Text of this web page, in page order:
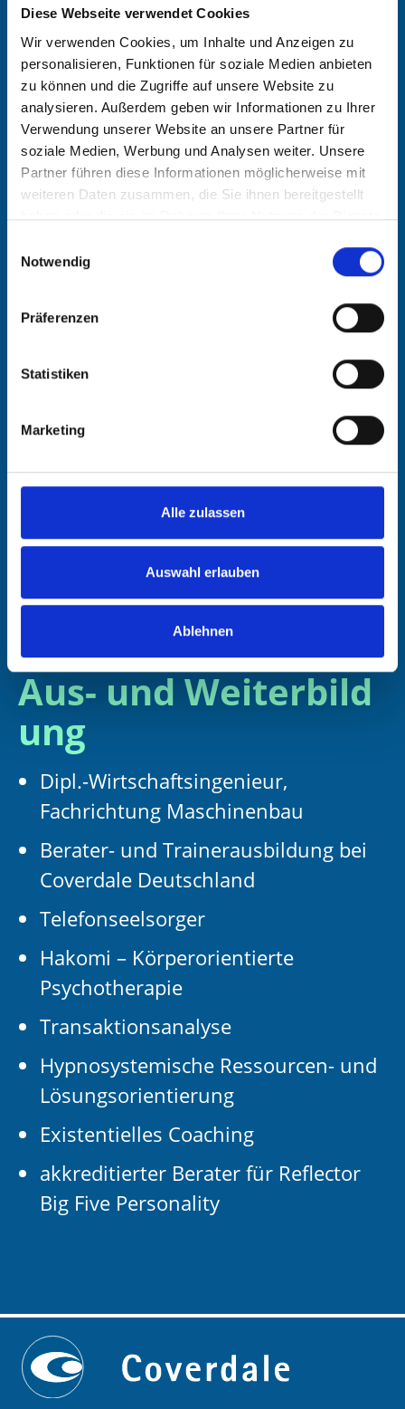
Diese Webseite verwendet Cookies
Wir verwenden Cookies, um Inhalte und Anzeigen zu
personalisieren, Funktionen für soziale Medien anbieten
zu können und die Zugriffe auf unsere Website zu
analysieren. Außerdem geben wir Informationen zu Ihrer
Verwendung unserer Website an unsere Partner für
soziale Medien, Werbung und Analysen weiter. Unsere
Partner führen diese Informationen möglicherweise mit
weiteren Daten zusammen, die Sie ihnen bereitgestellt
haben oder die sie im Rahmen Ihrer Nutzung der Dienste
Notwendig
Präferenzen
Statistiken
Marketing
Alle zulassen
Auswahl erlauben
Ablehnen
Coaching von Führungskräften
Team- und Bereichsentwicklung,
Veränderungs- und
Organisationsentwicklungs-Prozesse
Konfliktklärungen, Moderation und
Großgruppenveranstaltungen
Gestaltung von Workshops nach
individueller Kundenthematik
Entwicklungsprogramme für
Führung, Zusammenarbeit,
Verhandlung, Moderation, Change-
Management, Kommunikation,
Präsentation, Projektmanagement
und Konfliktmanagement
Arbeitssprachen
Deutsch, Englisch
Aus- und Weiterbild
ung
Dipl.-Wirtschaftsingenieur,
Fachrichtung Maschinenbau
Berater- und Trainerausbildung bei
Coverdale Deutschland
Telefonseelsorger
Hakomi – Körperorientierte
Psychotherapie
Transaktionsanalyse
Hypnosystemische Ressourcen- und
Lösungsorientierung
Existentielles Coaching
akkreditierter Berater für Reflector
Big Five Personality